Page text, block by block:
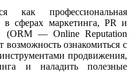
как профессиональная
сферах маркетинга, PR и
(ORM — Online Reputation
возможность ознакомиться с
продвижения,
и наладить полезные